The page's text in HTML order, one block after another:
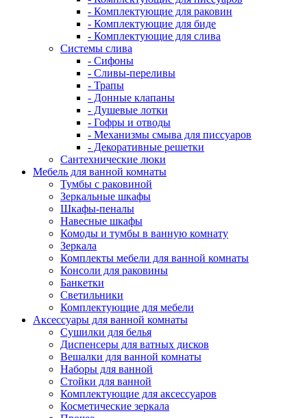
- Комплектующие для раковин
- Комплектующие для биде
- Комплектующие для слива
Системы слива
- Сифоны
- Сливы-переливы
- Трапы
- Донные клапаны
- Душевые лотки
- Гофры и отводы
- Механизмы смыва для писсуаров
- Декоративные решетки
Сантехнические люки
Мебель для ванной комнаты
Тумбы с раковиной
Зеркальные шкафы
Шкафы-пеналы
Навесные шкафы
Комоды и тумбы в ванную комнату
Зеркала
Комплекты мебели для ванной комнаты
Консоли для раковины
Банкетки
Светильники
Комплектующие для мебели
Аксессуары для ванной комнаты
Сушилки для белья
Диспенсеры для ватных дисков
Вешалки для ванной комнаты
Наборы для ванной
Стойки для ванной
Комплектующие для аксессуаров
Косметические зеркала